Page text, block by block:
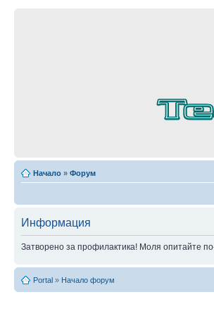
Начало » Форум
Информация
Затворено за профилактика! Моля опитайте
Portal » Начало форум